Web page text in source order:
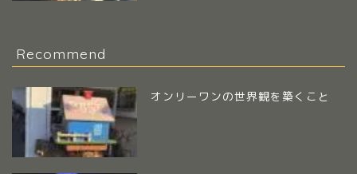
Recommend
オンリーワンの世界観を築くこと